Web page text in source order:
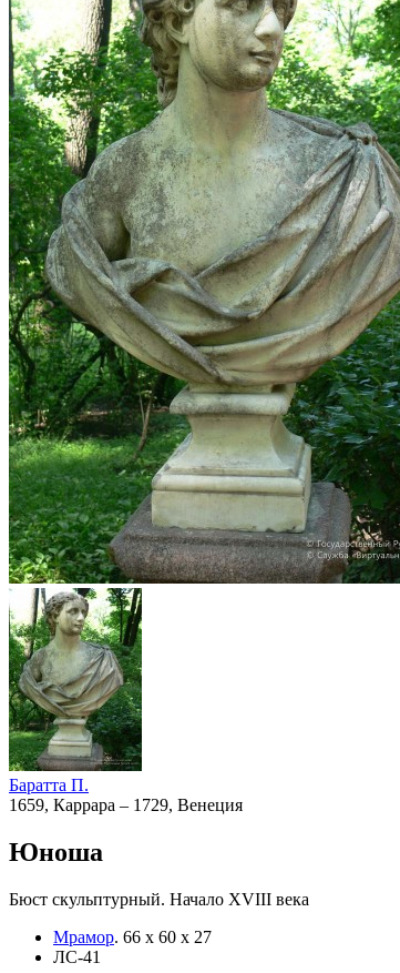
Баратта П.
1659, Каррара – 1729, Венеция
Юноша
Бюст скульптурный. Начало XVIII века
Мрамор. 66 х 60 х 27
ЛС-41